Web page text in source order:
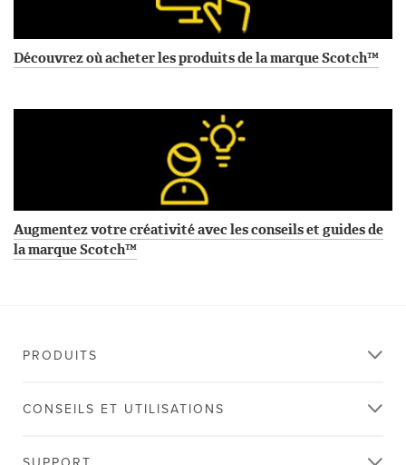
Découvrez où acheter les produits de la marque Scotch™
Augmentez votre créativité avec les conseils et guides de
la marque Scotch™
PRODUITS
CONSEILS ET UTILISATIONS